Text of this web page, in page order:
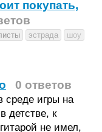
покупать,
эстрада шоу
0 ответов
игры на
детстве, к
не имел,